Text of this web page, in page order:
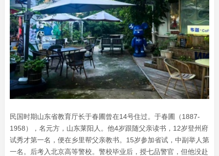
民国时期山东省教育厅长于春圃曾在14号住过。于春圃（1887-
1958），名元方，山东莱阳人。他4岁跟随父亲读书，12岁登州府
试秀才第一名，便在乡里帮父亲教书。15岁参加省试，中副举人第
一名。后考入北京高等警校。警校毕业后，授七品警官，但他没赴